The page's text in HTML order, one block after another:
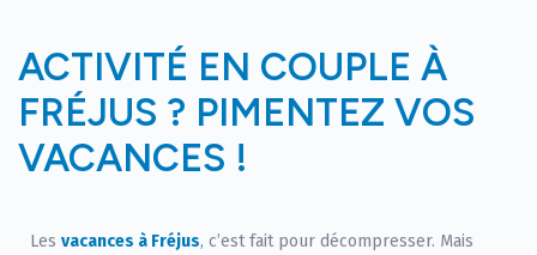
ACTIVITÉ EN COUPLE À
FRÉJUS ? PIMENTEZ VOS
VACANCES !
Les vacances à Fréjus, c’est fait pour décompresser. Mais